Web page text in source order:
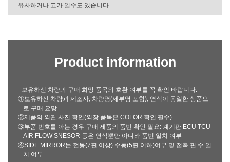
유사하거나 고가 일수도 있습니다.
Product information
- 보유하신 차량과 구매 희망 품목의 호환 여부를 꼭 확인 바랍니다.
①보유하신 차량과 제조사, 차량명(세부명 포함), 연식이 동일한 상품으
로 구매 요망
②제품의 외관 사진 확인(외장 품목은 COLOR 확인 필수)
③부품 번호를 아는 경우 구매 제품의 품번 확인 필요: 계기판 ECU TCU
AIR FLOW SNESOR 등은 연식뿐만 아니라 품번 일치 여부
④SIDE MIRROR는 전동(7핀 이상) 수동(5핀 이하)여부 및 접촉 핀 수 일
치 여부